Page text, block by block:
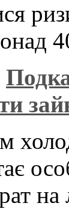
на